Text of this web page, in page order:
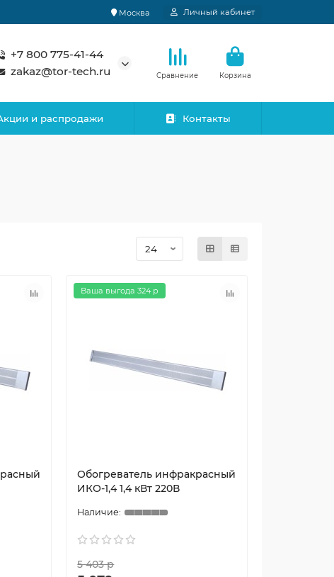
Москва Личный кабинет
+7 800 775-41-44
zakaz@tor-tech.ru
Сравнение Корзина
и распродажи Контакты
Ваша выгода 324 р
Обогреватель инфракрасный
ИКО-1,4 1,4 кВт 220В
5 403 р